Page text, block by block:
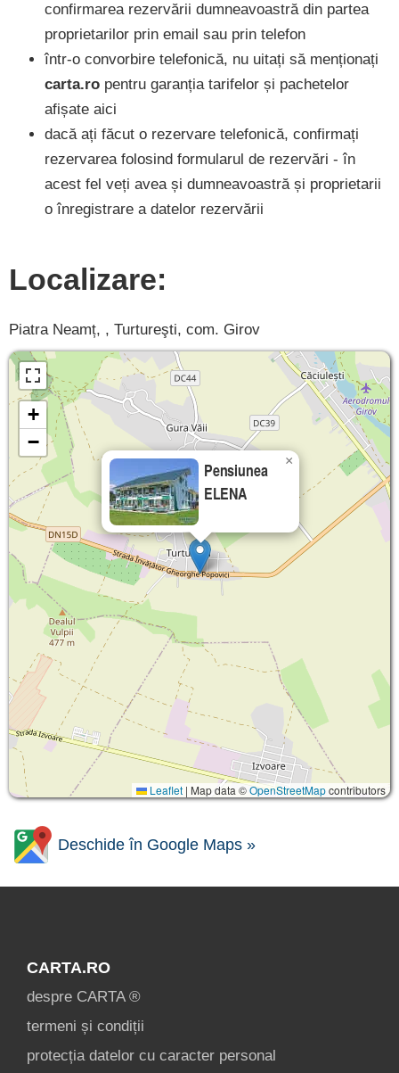
confirmarea rezervării dumneavoastră din partea
proprietarilor prin email sau prin telefon
într-o convorbire telefonică, nu uitați să menționați
carta.ro pentru garanția tarifelor și pachetelor
afișate aici
dacă ați făcut o rezervare telefonică, confirmați
rezervarea folosind formularul de rezervări - în
acest fel veți avea și dumneavoastră și proprietarii
o înregistrare a datelor rezervării
Localizare:
Piatra Neamț, , Turtureşti, com. Girov
Pensiunea
ELENA
×
+
−
Leaflet | Map data ©OpenStreetMapcontributors
Deschide în Google Maps »
CARTA.RO
despre CARTA ®
termeni și condiții
protecția datelor cu caracter personal